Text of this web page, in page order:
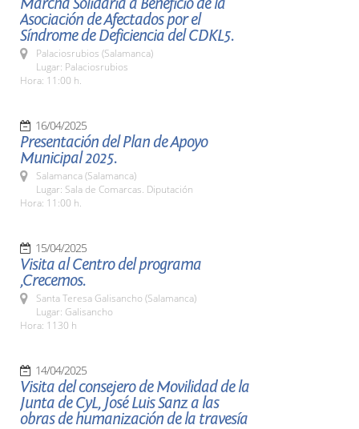
Asociación de Afectados por el
Síndrome de Deficiencia del CDKL5.
Palaciosrubios (Salamanca)
Lugar: Palaciosrubios
Hora: 11:00 h.
16/04/2025
Presentación del Plan de Apoyo
Municipal 2025.
Salamanca (Salamanca)
Lugar: Sala de Comarcas. Diputación
Hora: 11:00 h.
15/04/2025
Visita al Centro del programa
,Crecemos.
Santa Teresa Galisancho (Salamanca)
Lugar: Galisancho
Hora: 1130 h
14/04/2025
Visita del consejero de Movilidad de la
Junta de CyL, José Luis Sanz a las
obras de humanización de la travesía